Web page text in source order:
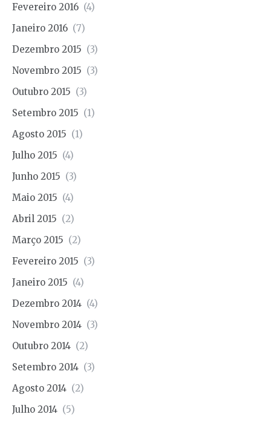
Fevereiro 2016 (4)
Janeiro 2016 (7)
Dezembro 2015 (3)
Novembro 2015 (3)
Outubro 2015 (3)
Setembro 2015 (1)
Agosto 2015 (1)
Julho 2015 (4)
Junho 2015 (3)
Maio 2015 (4)
Abril 2015 (2)
Março 2015 (2)
Fevereiro 2015 (3)
Janeiro 2015 (4)
Dezembro 2014 (4)
Novembro 2014 (3)
Outubro 2014 (2)
Setembro 2014 (3)
Agosto 2014 (2)
Julho 2014 (5)